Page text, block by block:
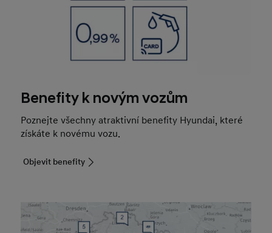
Benefity k novým vozům
Poznejte všechny atraktivní benefity Hyundai, které
získáte k novému vozu.
Objevit benefity